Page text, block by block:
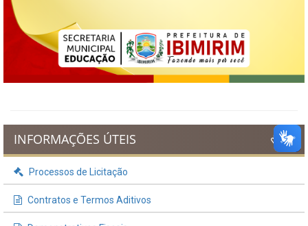
INFORMAÇÕES ÚTEIS
Processos de Licitação
Contratos e Termos Aditivos